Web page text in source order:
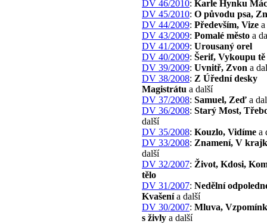
DV 46/2010: Karle Hynku
DV 45/2010: O původu psa,
DV 44/2009: Především, Vize
DV 43/2009: Pomalé město a
DV 41/2009: Urousaný orel
DV 40/2009: Šerif, Vykoupu tě
DV 39/2009: Uvnitř, Zvon a
DV 38/2008: Z Úřední desky
Magistrátu a další
DV 37/2008: Samuel, Zeď a
DV 36/2008: Starý Most,
další
DV 35/2008: Kouzlo, Vidíme a
DV 33/2008: Znamení, V
další
DV 32/2007: Život, Kdosi,
tělo
DV 31/2007: Nedělní
Kvašenía další
DV 30/2007: Mluva,
s živly a další